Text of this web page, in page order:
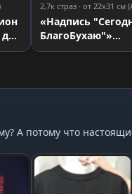
2,7к страз · от 22x31 см
«Надпись
БлагоБухаю"»
трафарет для
А потому что